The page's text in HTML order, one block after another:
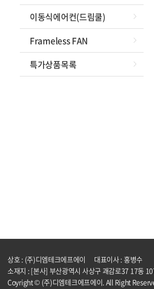
이동식에어컨(드림쿨)
Frameless FAN
특가상품목록
상호 : (주)디엠테크에프에이
대표이사 : 홍병수
소재지 : [본사] 부산광역시 사상구 괘감로37 17동
Coyright © (주)디엠테크에프에이. All Right